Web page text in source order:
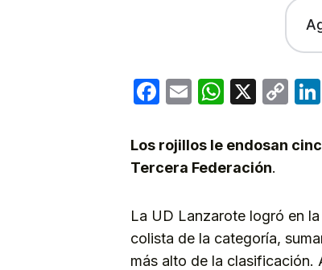
Facebook
Email X
Los rojillos le endosan
Tercera Federación.
La UD Lanzarote logró en
colista de la categoría,
más alto de la clasificación.